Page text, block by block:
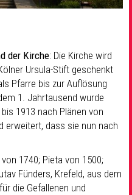
der Kirche: Die Kirche wird
Ursula-Stift geschenkt
Pfarre bis zur Auflösung
1. Jahrtausend wurde
1913 nach Plänen von
erweitert, dass sie nun nach
1740; Pieta von 1500;
Fünders, Krefeld, aus dem
die Gefallenen und